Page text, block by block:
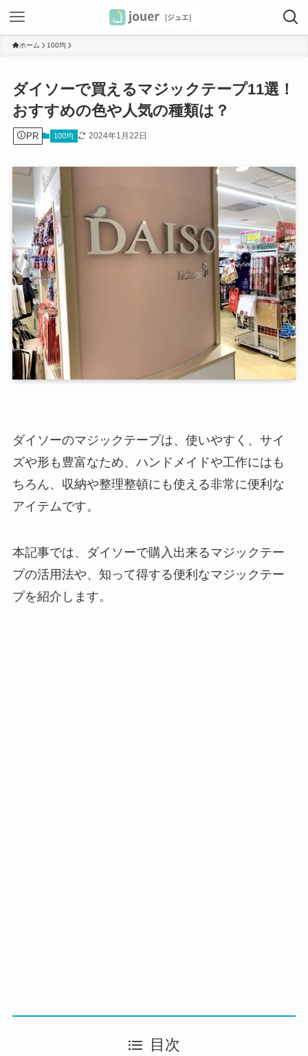
ホーム 100均
ダイソーで買えるマジックテープ11選！
おすすめの色や人気の種類は？
PR 100均 2024年1月22日
ダイソーのマジックテープは、使いやすく、サイ
ズや形も豊富なため、ハンドメイドや工作にはも
ちろん、収納や整理整頓にも使える非常に便利な
アイテムです。
本記事では、ダイソーで購入出来るマジックテー
プの活用法や、知って得する便利なマジックテー
プを紹介します。
目次